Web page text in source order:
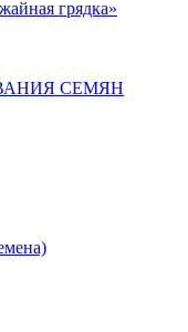
грядка»
СЕМЯН